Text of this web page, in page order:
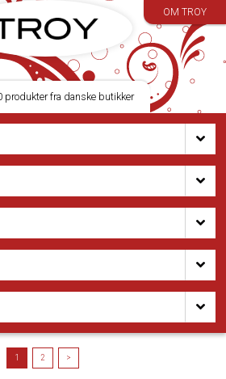
OM TROY
produkter fra danske butikker
1 2 >